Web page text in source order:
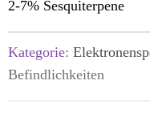
2-7% Sesquiterpene
Kategorie:
Befindlichkeiten